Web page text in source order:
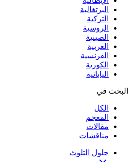
البرتغالية
التركية
الروسية
الصينية
العربية
الفرنسية
الكورية
اليابانية
البحث في
الكل
المعجم
مقالات
مناقشات
حلول التلوث